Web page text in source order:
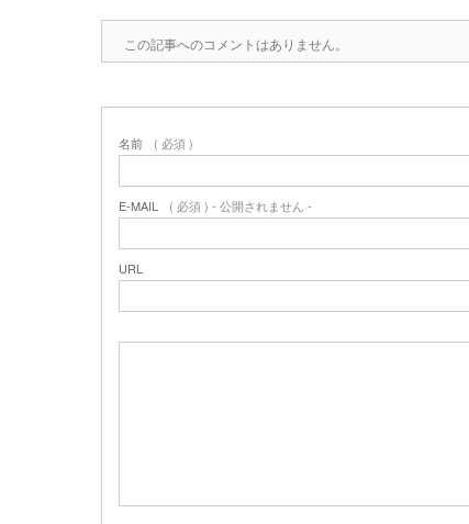
この記事へのコメントはありません。
名前 ( 必須 )
E-MAIL ( 必須 ) - 公開されません -
URL